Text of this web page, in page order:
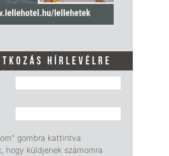
HÍRLEVÉLRE
gombra kattintva
hogy küldjenek számomra